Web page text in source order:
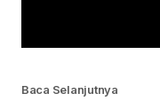
Baca Selanjutnya